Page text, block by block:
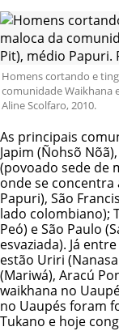
Homens cortando e
comunidade Waikhana
Aline Scolfaro, 2010.
As principais
Japim (Ñohsõ
(povoado sede de
onde se
Papuri), São
lado colombiano);
Peó) e São Paulo
esvaziada). Já
estão Uriri
(Mariwá), Aracú
waikhana no
no Uaupés foram
Tukano e hoje